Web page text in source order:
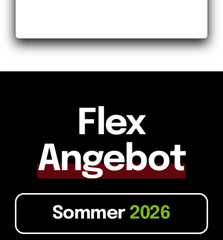
Flex
Angebot
Sommer 2026